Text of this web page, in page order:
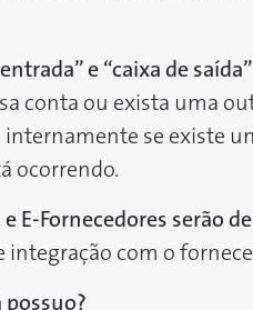
e “caixa de saída”
conta ou exista uma
se existe
ocorrendo.
E-Fornecedores serão
integração com o